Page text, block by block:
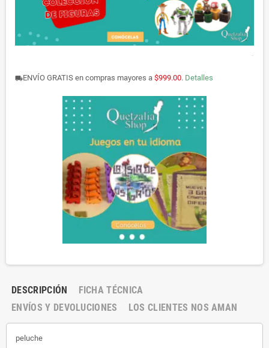
.
local_shippingENVÍO GRATIS en compras mayores a $999.00. Detalles
DESCRIPCIÓN
FICHA TÉCNICA
ENVÍOS Y DEVOLUCIONES
LOS CLIENTES NOS AMAN
peluche